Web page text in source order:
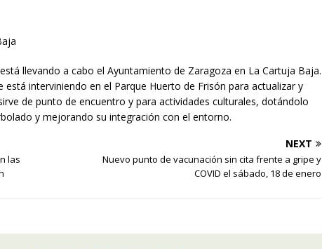
llevando a cabo el Ayuntamiento de Zaragoza en La Cartuja Baja.
está interviniendo en el Parque Huerto de Frisón para actualizar y
de punto de encuentro y para actividades culturales, dotándolo
y mejorando su integración con el entorno.
las
NEXT
Nuevo punto de vacunación sin cita frente a gripe y
COVID el sábado, 18 de enero